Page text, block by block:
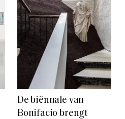
De biënnale van
Bonifacio brengt